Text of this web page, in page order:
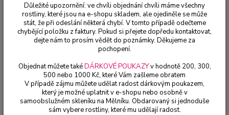
Drobné ovoce Rubus idaeus - Black Jewel (Malina černá) - 011B
Rubus idaeus - Black Jewel
(Malina černá) - 011B
Důležité upozornění: ve chvíli objednání chvíli máme všechny
rostliny, které jsou na e-shopu skladem, ale ojediněle se může
stát, že při odeslání některá chybí. V tomto případě odečteme
chybějící položku z faktury. Pokud si přejete dopředu kontaktovat,
dejte nám to prosím vědět do poznámky. Děkujeme za
pochopení.
Objednat můžete takéDÁRKOVÉ POUKAZYv hodnotě 200, 300,
500 nebo 1000 Kč, které Vám zašleme obratem
V případě zájmu můžete udělat radost dárkovým poukazem,
který je možné uplatnit v e-shopu nebo osobně v
samoobslužném skleníku na Mělníku. Obdarovaný si jednoduše
sám vybere rostliny, které mu udělají radost.